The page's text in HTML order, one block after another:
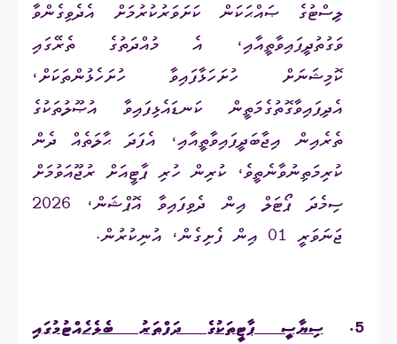
ލިސްޓުގެ ޞައްޙަކަން ކަށަވަރުކުރުމަށް އެދެވިގެންވާ
ވަގުތުދީފައިވާތީއާއި، އެ މުއްދަތުގެ ތެރޭގައި
ކޮމިޝަނަށް ހުށަހަޅާފައިވާ ހުށަހެޅުންތަކަށް،
އެދިފައިވާގޮތުގެމަތީން ކަނޑައެޅިފައިވާ އުޞޫލުތަކުގެ
ތެރެއިން އިޖާބަދީފައިވާތީއާއި، އެފަދަ ޙާލަތެއް ދެން
ކުރިމަތިނުވާނެތީވެ، ކުރިން ހުރި ޕާޓީއަށް ރުޖޫއަވުމަށް
ސިމެދަ ޕޯޓަލް އިން ދެވިފައިވާ އޮޕްޝަން، 2026
ޖަނަވަރީ 01 އިން ފެށިގެން، އުނިކުރުން.
5.
ސިޔާސީ ޕާޓީތަކުގެ ދަފްތަރު ބެލެހެއްޓުމުގައި